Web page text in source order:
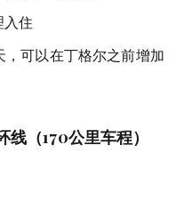
入住
，可以在丁格尔之前增加
（170公里车程）